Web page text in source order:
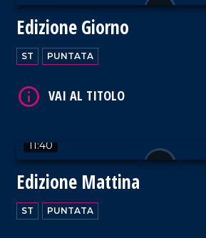
Edizione Giorno
ST PUNTATA
11:40
Edizione Mattina
ST PUNTATA
VAI AL TITOLO